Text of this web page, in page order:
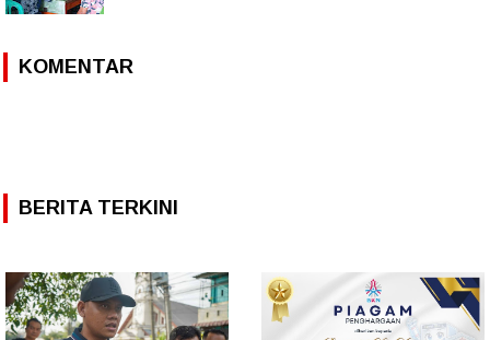
KOMENTAR
BERITA TERKINI